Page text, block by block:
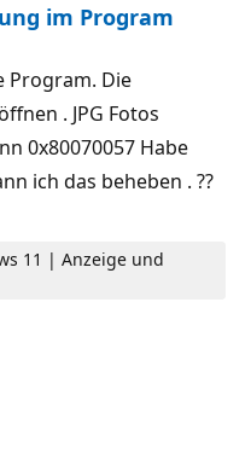
im Program
Program. Die
. JPG Fotos
0x80070057 Habe
ich das beheben . ??
11 | Anzeige und